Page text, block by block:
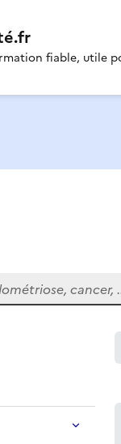
fiable, utile
cancer, ...)